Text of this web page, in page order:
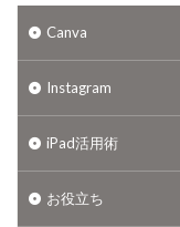
Canva
Instagram
iPad活用術
お役立ち